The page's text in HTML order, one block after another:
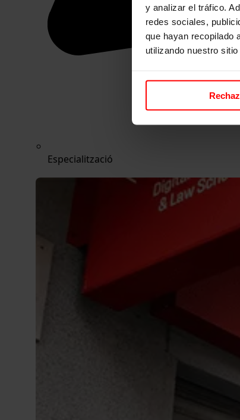
y analizar el tráfico.
redes sociales,
que hayan recopilado
utilizando nuestro sitio
Especialització